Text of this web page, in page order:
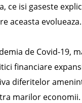
ce isi gaseste
aceasta evolueaza.
de Covid-19,
financiare
diferitelor
marilor economii.